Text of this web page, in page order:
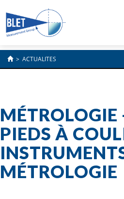
> ACTUALITES
MÉTROLOGIE
PIEDS À
MÉTROLOGIE